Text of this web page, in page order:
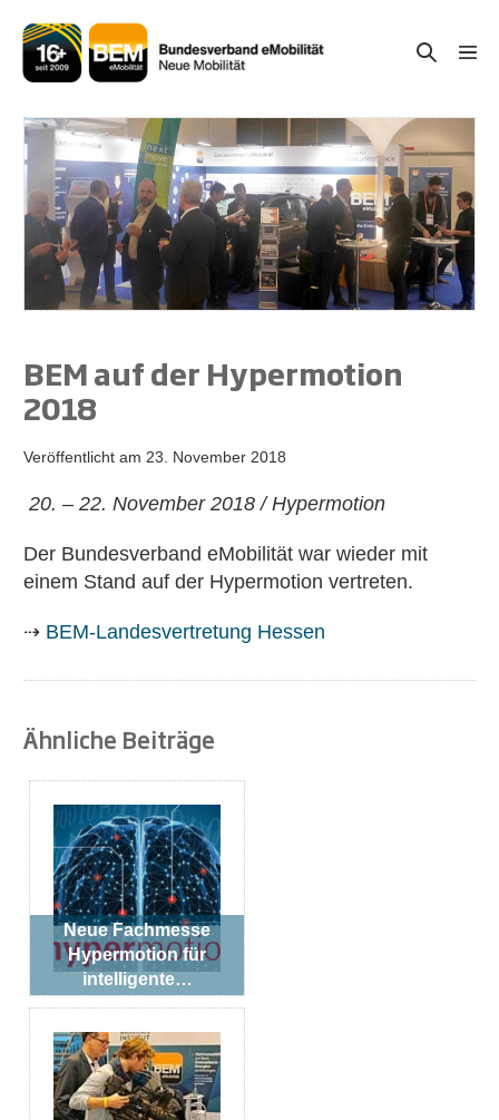
Inhalt
springen
Suche-
BEM auf der Hypermotion
2018
Veröffentlicht am 23. November 2018
20. – 22. November 2018 / Hypermotion
Der Bundesverband eMobilität war wieder mit
einem Stand auf der Hypermotion vertreten.
⇢ BEM-Landesvertretung Hessen
Ähnliche Beiträge
Neue Fachmesse
Hypermotion für
intelligente…